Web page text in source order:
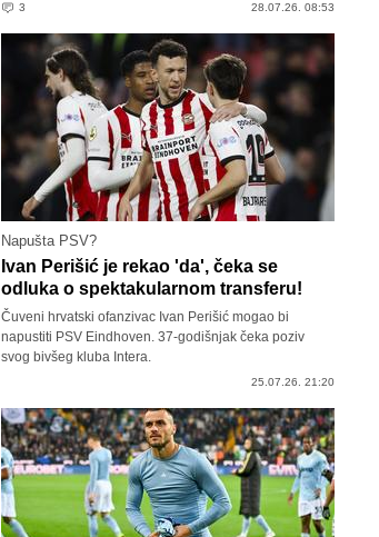
3 28.07.26. 08:53
Napušta PSV?
Ivan Perišić je rekao 'da', čeka se
odluka o spektakularnom transferu!
Čuveni hrvatski ofanzivac Ivan Perišić mogao bi
napustiti PSV Eindhoven. 37-godišnjak čeka poziv
svog bivšeg kluba Intera.
25.07.26. 21:20